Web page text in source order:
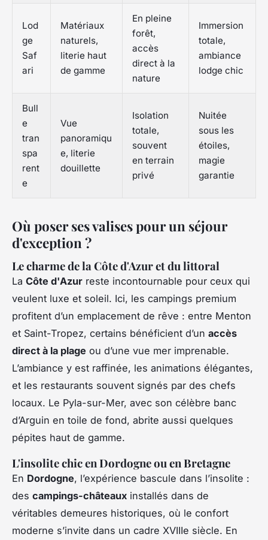
Lod
ge
Saf
ari
Matériaux
naturels,
literie haut
de gamme
En pleine
forêt,
accès
direct à la
nature
Immersion
totale,
ambiance
lodge chic
Bull
e
tran
spa
rent
e
Vue
panoramiqu
e, literie
douillette
Isolation
totale,
souvent
en terrain
privé
Nuitée
sous les
étoiles,
magie
garantie
Où poser ses valises pour un séjour
d'exception ?
Le charme de la Côte d'Azur et du littoral
La Côte d'Azur reste incontournable pour ceux qui
veulent luxe et soleil. Ici, les campings premium
profitent d’un emplacement de rêve : entre Menton
et Saint-Tropez, certains bénéficient d’un accès
direct à la plage ou d’une vue mer imprenable.
L’ambiance y est raffinée, les animations élégantes,
et les restaurants souvent signés par des chefs
locaux. Le Pyla-sur-Mer, avec son célèbre banc
d’Arguin en toile de fond, abrite aussi quelques
pépites haut de gamme.
L'insolite chic en Dordogne ou en Bretagne
En Dordogne, l’expérience bascule dans l’insolite :
des campings-châteaux installés dans de
véritables demeures historiques, où le confort
moderne s’invite dans un cadre XVIIIe siècle. En